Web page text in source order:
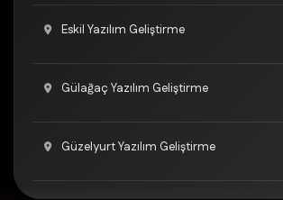
Eskil Yazılım Geliştirme
Gülağaç Yazılım Geliştirme
Güzelyurt Yazılım Geliştirme